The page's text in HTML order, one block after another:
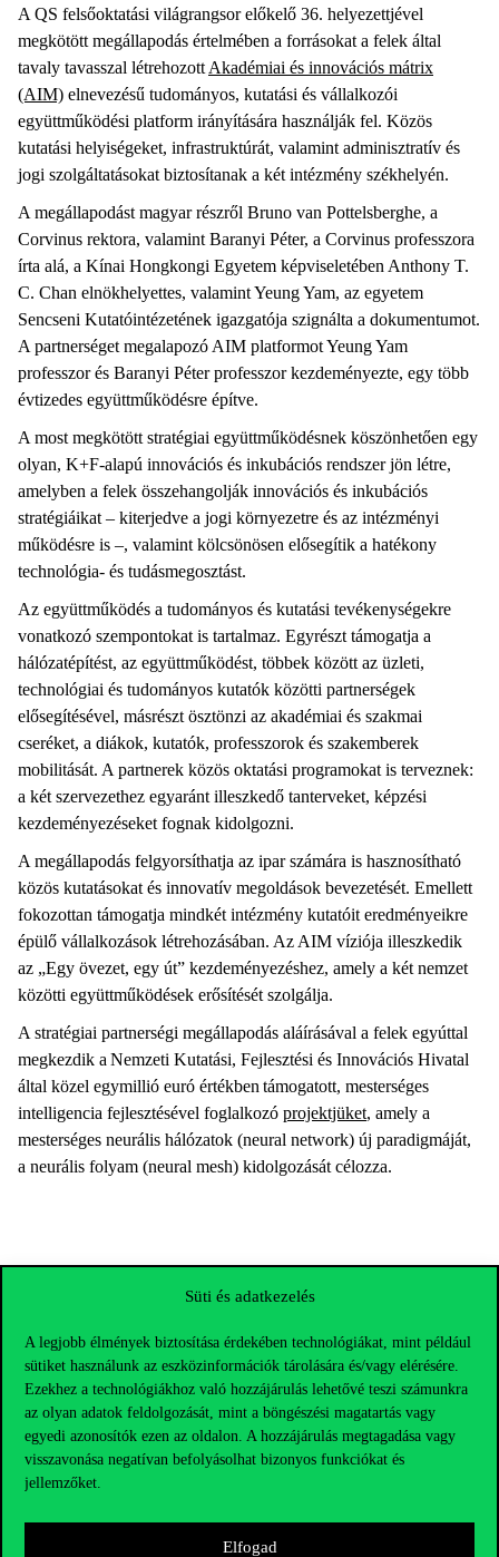
Süti és adatkezelés
A legjobb élmények biztosítása érdekében technológiákat, mint például
sütiket használunk az eszközinformációk tárolására és/vagy elérésére.
Ezekhez a technológiákhoz való hozzájárulás lehetővé teszi számunkra
az olyan adatok feldolgozását, mint a böngészési magatartás vagy
egyedi azonosítók ezen az oldalon. A hozzájárulás megtagadása vagy
visszavonása negatívan befolyásolhat bizonyos funkciókat és
jellemzőket.
Elfogad
A QS felsőoktatási világrangsor előkelő 36. helyezettjével
megkötött megállapodás értelmében a forrásokat a felek által
tavaly tavasszal létrehozott Akadémiai és innovációs mátrix
(AIM) elnevezésű tudományos, kutatási és vállalkozói
együttműködési platform irányítására használják fel. Közös
kutatási helyiségeket, infrastruktúrát, valamint adminisztratív és
jogi szolgáltatásokat biztosítanak a két intézmény székhelyén.
A megállapodást magyar részről Bruno van Pottelsberghe, a
Corvinus rektora, valamint Baranyi Péter, a Corvinus professzora
írta alá, a Kínai Hongkongi Egyetem képviseletében Anthony T.
C. Chan elnökhelyettes, valamint Yeung Yam, az egyetem
Sencseni Kutatóintézetének igazgatója szignálta a dokumentumot.
A partnerséget megalapozó AIM platformot Yeung Yam
professzor és Baranyi Péter professzor kezdeményezte, egy több
évtizedes együttműködésre építve.
A most megkötött stratégiai együttműködésnek köszönhetően egy
olyan, K+F-alapú innovációs és inkubációs rendszer jön létre,
amelyben a felek összehangolják innovációs és inkubációs
stratégiáikat – kiterjedve a jogi környezetre és az intézményi
működésre is –, valamint kölcsönösen elősegítik a hatékony
technológia- és tudásmegosztást.
Az együttműködés a tudományos és kutatási tevékenységekre
vonatkozó szempontokat is tartalmaz. Egyrészt támogatja a
hálózatépítést, az együttműködést, többek között az üzleti,
technológiai és tudományos kutatók közötti partnerségek
elősegítésével, másrészt ösztönzi az akadémiai és szakmai
cseréket, a diákok, kutatók, professzorok és szakemberek
mobilitását. A partnerek közös oktatási programokat is terveznek:
a két szervezethez egyaránt illeszkedő tanterveket, képzési
kezdeményezéseket fognak kidolgozni.
A megállapodás felgyorsíthatja az ipar számára is hasznosítható
közös kutatásokat és innovatív megoldások bevezetését. Emellett
fokozottan támogatja mindkét intézmény kutatóit eredményeikre
épülő vállalkozások létrehozásában. Az AIM víziója illeszkedik
az „Egy övezet, egy út” kezdeményezéshez, amely a két nemzet
közötti együttműködések erősítését szolgálja.
A stratégiai partnerségi megállapodás aláírásával a felek egyúttal
megkezdik a Nemzeti Kutatási, Fejlesztési és Innovációs Hivatal
által közel egymillió euró értékben támogatott, mesterséges
intelligencia fejlesztésével foglalkozó projektjüket, amely a
mesterséges neurális hálózatok (neural network) új paradigmáját,
a neurális folyam (neural mesh) kidolgozását célozza.